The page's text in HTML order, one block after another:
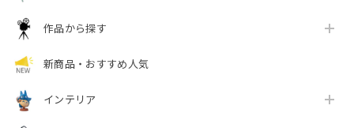
作品から探す
新商品・おすすめ人気
インテリア